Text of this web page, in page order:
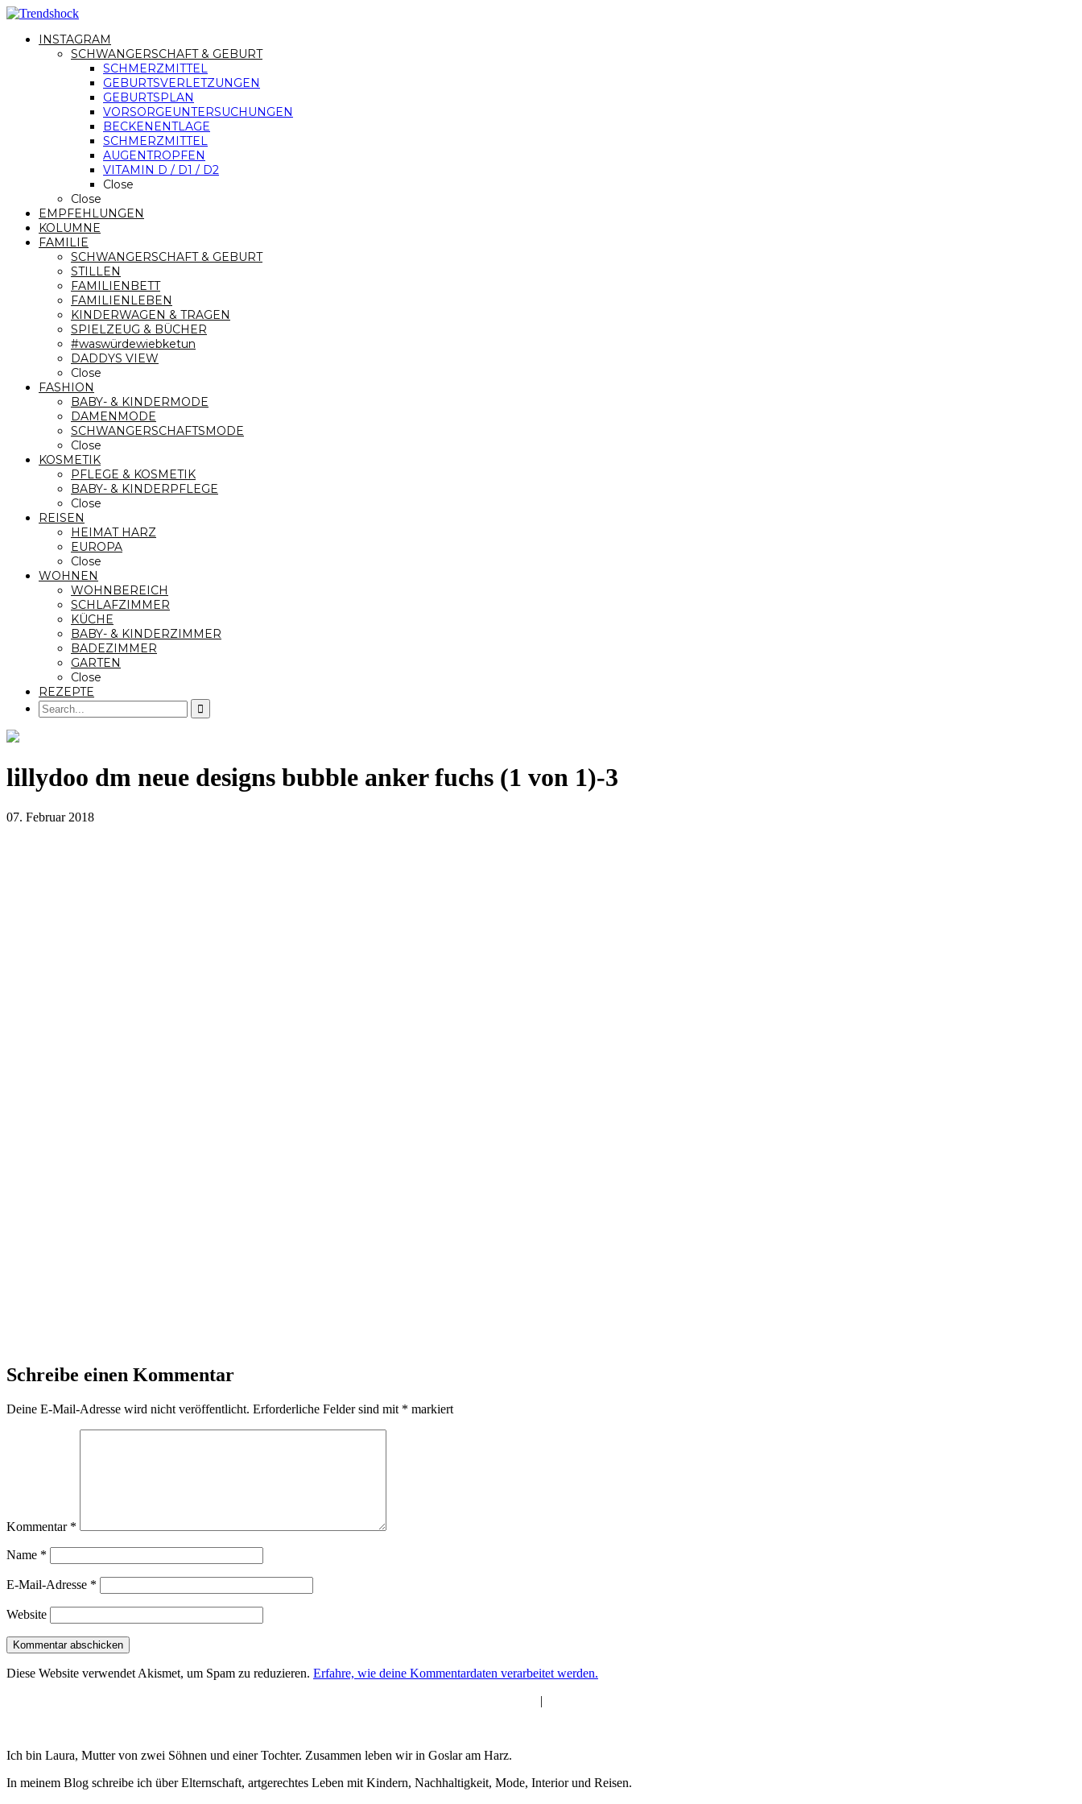
INSTAGRAM
SCHWANGERSCHAFT & GEBURT
SCHMERZMITTEL
GEBURTSVERLETZUNGEN
GEBURTSPLAN
VORSORGEUNTERSUCHUNGEN
BECKENENTLAGE
SCHMERZMITTEL
AUGENTROPFEN
VITAMIN D / D1 / D2
Close
Close
EMPFEHLUNGEN
KOLUMNE
FAMILIE
SCHWANGERSCHAFT & GEBURT
STILLEN
FAMILIENBETT
FAMILIENLEBEN
KINDERWAGEN & TRAGEN
SPIELZEUG & BÜCHER
#waswürdewiebketun
DADDYS VIEW
Close
FASHION
BABY- & KINDERMODE
DAMENMODE
SCHWANGERSCHAFTSMODE
Close
KOSMETIK
PFLEGE & KOSMETIK
BABY- & KINDERPFLEGE
Close
REISEN
HEIMAT HARZ
EUROPA
Close
WOHNEN
WOHNBEREICH
SCHLAFZIMMER
KÜCHE
BABY- & KINDERZIMMER
BADEZIMMER
GARTEN
Close
REZEPTE
lillydoo dm neue designs bubble anker fuchs (1 von 1)-3
07. Februar 2018
Schreibe einen Kommentar
Deine E-Mail-Adresse wird nicht veröffentlicht. Erforderliche Felder sind mit * markiert
Kommentar *
Name *
E-Mail-Adresse *
Website
Diese Website verwendet Akismet, um Spam zu reduzieren. Erfahre, wie deine Kommentardaten verarbeitet werden.
|
Ich bin Laura, Mutter von zwei Söhnen und einer Tochter. Zusammen leben wir in Goslar am Harz.
In meinem Blog schreibe ich über Elternschaft, artgerechtes Leben mit Kindern, Nachhaltigkeit, Mode, Interior und Reisen.